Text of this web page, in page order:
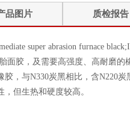
品图片 质检报告
super abrasion furnace
面胶，及需要高强度、高耐磨
，与N330炭黑相比，含N220
但生热和硬度较高。